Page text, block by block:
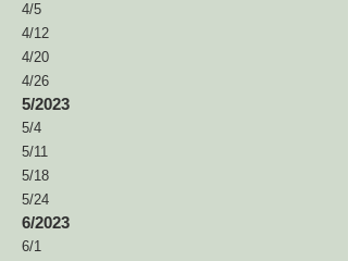
4/5
4/12
4/20
4/26
5/2023
5/4
5/11
5/18
5/24
6/2023
6/1